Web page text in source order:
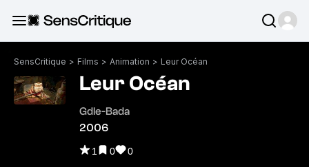
SensCritique > Films > Animation > Leur Océan
Leur Océan
Gdle-Bada
2006
1 0 0